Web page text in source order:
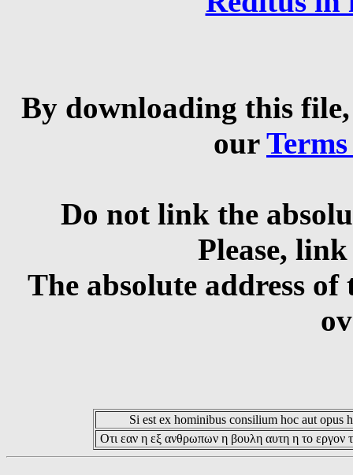
By downloading this
our
Do not link the
Please,
The absolute address
Si est ex hominibus consilium hoc aut opus
Οτι εαν η εξ ανθρωπων η βουλη αυτη η το εργον